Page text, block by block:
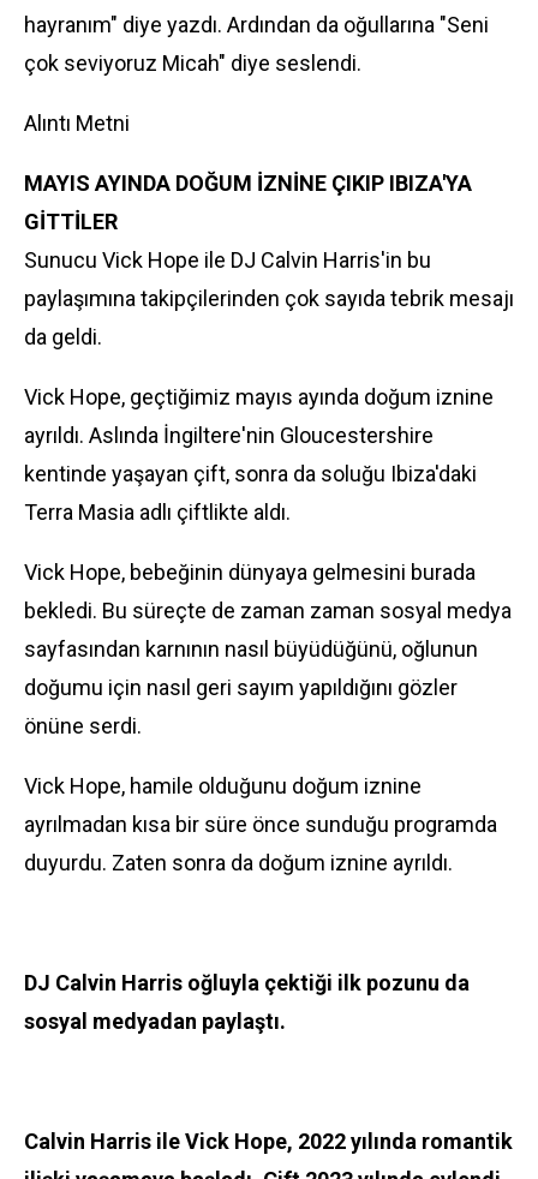
hayranım" diye yazdı. Ardından da oğullarına "Seni
çok seviyoruz Micah" diye seslendi.
Alıntı Metni
MAYIS AYINDA DOĞUM İZNİNE ÇIKIP IBIZA'YA
GİTTİLER
Sunucu Vick Hope ile DJ Calvin Harris'in bu
paylaşımına takipçilerinden çok sayıda tebrik mesajı
da geldi.
Vick Hope, geçtiğimiz mayıs ayında doğum iznine
ayrıldı. Aslında İngiltere'nin Gloucestershire
kentinde yaşayan çift, sonra da soluğu Ibiza'daki
Terra Masia adlı çiftlikte aldı.
Vick Hope, bebeğinin dünyaya gelmesini burada
bekledi. Bu süreçte de zaman zaman sosyal medya
sayfasından karnının nasıl büyüdüğünü, oğlunun
doğumu için nasıl geri sayım yapıldığını gözler
önüne serdi.
Vick Hope, hamile olduğunu doğum iznine
ayrılmadan kısa bir süre önce sunduğu programda
duyurdu. Zaten sonra da doğum iznine ayrıldı.
DJ Calvin Harris oğluyla çektiği ilk pozunu da
sosyal medyadan paylaştı.
Calvin Harris ileVick Hope, 2022 yılında romantik